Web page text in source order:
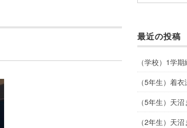
最近の投稿
（学校）1学
（5年生）着衣
（5年生）天
（2年生）天